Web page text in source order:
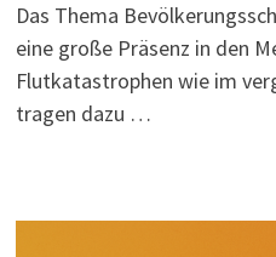
Das Thema
eine große Präsenz in den
Flutkatastrophen wie im
tragen dazu …